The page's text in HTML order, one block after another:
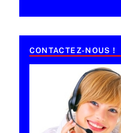
CONTACTEZ-NOUS !